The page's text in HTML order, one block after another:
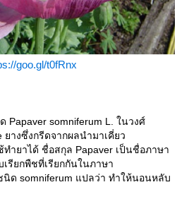
goo.gl/t0fRnx
somniferum L. ในวงศ์
ยางซึ่งกรีดจากผลนํามาเคี่ยว
ายาได้ ชื่อสกุล Papaver เป็นชื่อภาษา
รียกพืชที่เรียกกันในภาษา
นิด somniferum แปลว่า ทำให้นอนหลับ